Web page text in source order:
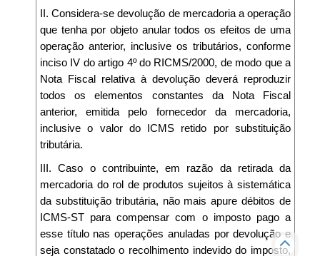
II. Considera-se devolução de mercadoria a operação
que tenha por objeto anular todos os efeitos de uma
operação anterior, inclusive os tributários, conforme
inciso IV do artigo 4º do RICMS/2000, de modo que a
Nota Fiscal relativa à devolução deverá reproduzir
todos os elementos constantes da Nota Fiscal
anterior, emitida pelo fornecedor da mercadoria,
inclusive o valor do ICMS retido por substituição
tributária.
III. Caso o contribuinte, em razão da retirada da
mercadoria do rol de produtos sujeitos à sistemática
da substituição tributária, não mais apure débitos de
ICMS-ST para compensar com o imposto pago a
esse título nas operações anuladas por devolução e
seja constatado o recolhimento indevido do imposto,